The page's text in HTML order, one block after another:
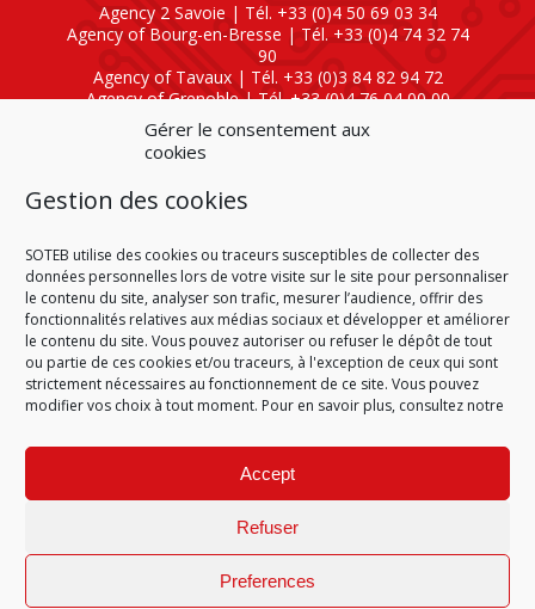
Gérer le consentement aux
cookies
Gestion des cookies
SOTEB utilise des cookies ou traceurs susceptibles de collecter des
données personnelles lors de votre visite sur le site pour personnaliser
le contenu du site, analyser son trafic, mesurer l’audience, offrir des
fonctionnalités relatives aux médias sociaux et développer et améliorer
le contenu du site. Vous pouvez autoriser ou refuser le dépôt de tout
ou partie de ces cookies et/ou traceurs, à l'exception de ceux qui sont
strictement nécessaires au fonctionnement de ce site. Vous pouvez
modifier vos choix à tout moment. Pour en savoir plus, consultez notre
Accept
Refuser
Preferences
Agency 2 Savoie | Tél. +33 (0)4 50 69 03 34
Agency of Bourg-en-Bresse | Tél. +33 (0)4 74 32 74
90
Agency of Tavaux | Tél. +33 (0)3 84 82 94 72
Agency of Grenoble | Tél. +33 (0)4 76 04 00 00
Agency of Lyon
| Tél. +33 (0)4 72 47 80 40
SOTEB NATIONAL ELEKTRO
60 Rue Clément Ader
Tél : +33 (0)4 50 42 04 59
HOME CONDITIONS OF SALE
CONDITIONS OF PURCHASE
PLAN DU SITE
LEGAL NOTICE
PERSONAL DATA
COOKIE POLICY (EU)
GÉRARD PERRIER INDUSTRIE–
Site réalisé par